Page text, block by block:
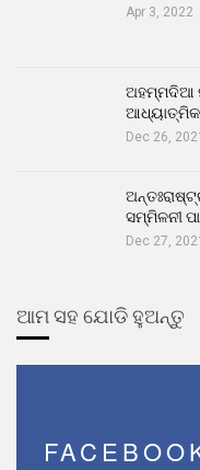
Apr 3, 2022
ଅହମ୍ମଦିଆ
ଆଧ୍ୟାତ୍ମିକ
Dec 26,
ସମ୍ମିଳନୀ
Dec 27,
ଆମ ସହ ଯୋଡି ହୁଅନ୍ତୁ